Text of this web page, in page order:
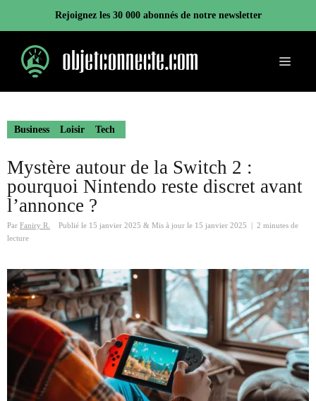
contenu
Rejoignez les 30 000 abonnés de notre newsletter
Menu
Business Loisir Tech
Mystère autour de la Switch 2 :
pourquoi Nintendo reste discret avant
l’annonce ?
Par Faniry R. Publié le 15 janvier 2025 & Mis à jour le 15 janvier 2025
2 minutes de
lecture